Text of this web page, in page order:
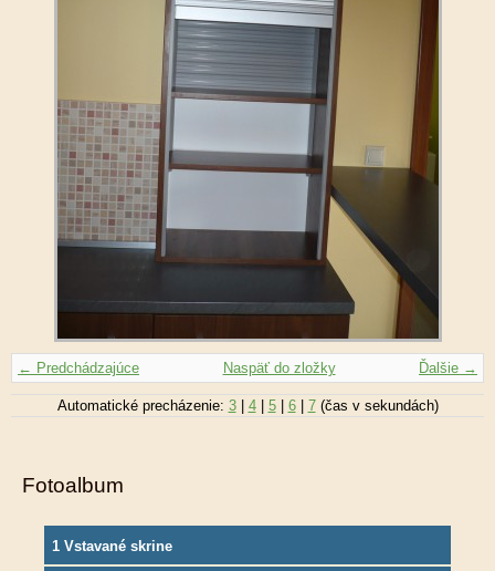
← Predchádzajúce Ďalšie →
Naspäť do zložky
Automatické precházenie: 3| 4| 5| 6| 7(čas v sekundách)
Fotoalbum
1 Vstavané skrine